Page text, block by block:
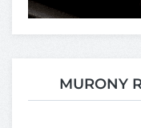
MURONY